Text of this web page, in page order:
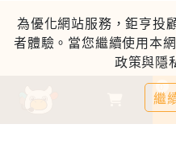
0
為優化網站服務，鉅亨投
者體驗。當您繼續使用本
政策與隱
繼